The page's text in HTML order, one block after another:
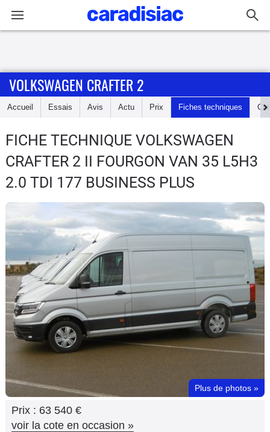
Accueil
Essais
Guide
d'achat
Electriques
Utilitaires
Flottes
Auto
Services
Forum
Moto
Marques
VOLKSWAGEN CRAFTER 2
Accueil Essais Avis Actu Prix Fiches techniques
FICHE TECHNIQUE VOLKSWAGEN
CRAFTER 2 II FOURGON VAN 35 L5H3
2.0 TDI 177 BUSINESS PLUS
Plus de photos »
Prix : 63 540 €
voir la cote en occasion »